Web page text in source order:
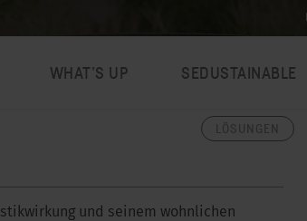
WHAT’S UP SEDUSTAINABLE
und seinem wohnlichen